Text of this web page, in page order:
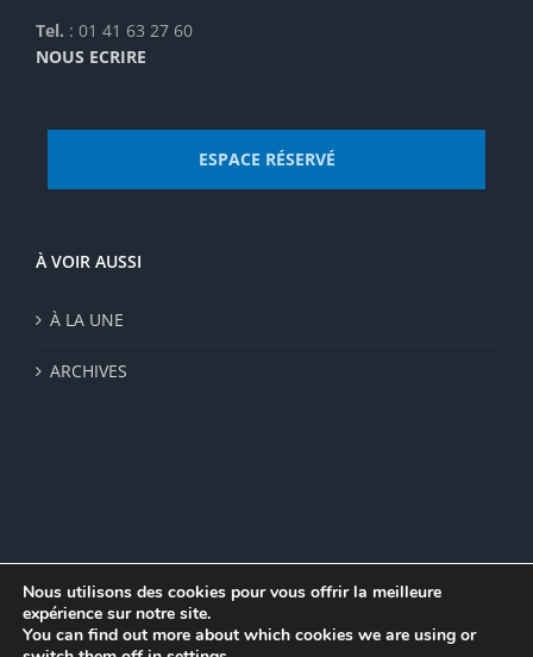
Tel. : 01 41 63 27 60
NOUS ECRIRE
ESPACE RÉSERVÉ
À VOIR AUSSI
À LA UNE
ARCHIVES
© Institut de recherche de la FSU 2023 | Par FSU |Plan du site
Nous utilisons des cookies pour vous offrir la meilleure
expérience sur notre site.
You can find out more about which cookies we are using or